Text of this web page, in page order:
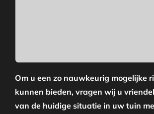
Om u een zo nauwkeurig mogelijke
kunnen bieden, vragen wij u
van de huidige situatie in uw tuin